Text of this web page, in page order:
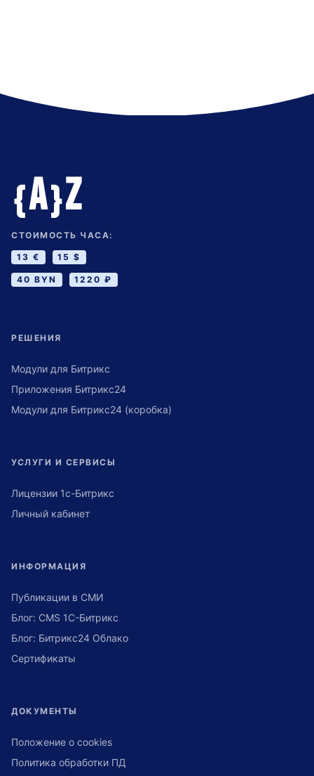
{A}Z
СТОИМОСТЬ ЧАСА:
13 € 15 $
40 BYN 1220 ₽
РЕШЕНИЯ
Модули для Битрикс
Приложения Битрикс24
Модули для Битрикс24 (коробка)
УСЛУГИ И СЕРВИСЫ
Лицензии 1с-Битрикс
Личный кабинет
ИНФОРМАЦИЯ
Публикации в СМИ
Блог: CMS 1С-Битрикс
Блог: Битрикс24 Облако
Сертификаты
ДОКУМЕНТЫ
Положение о cookies
Политика обработки ПД